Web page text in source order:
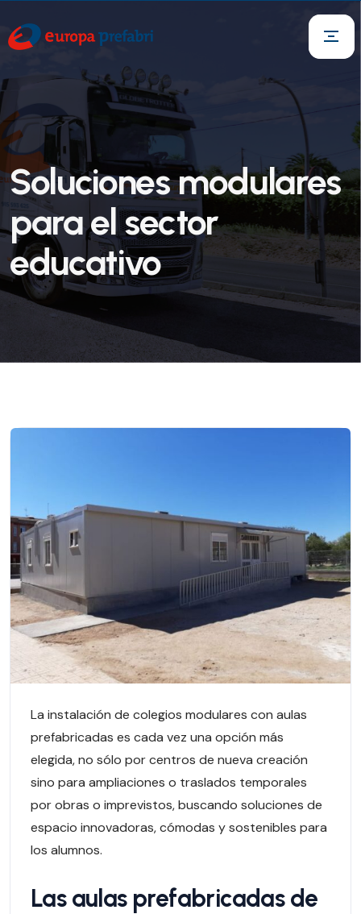
Soluciones modulares
para el sector
educativo
La instalación de colegios modulares con aulas
prefabricadas es cada vez una opción más
elegida, no sólo por centros de nueva creación
sino para ampliaciones o traslados temporales
por obras o imprevistos, buscando soluciones de
espacio innovadoras, cómodas y sostenibles para
los alumnos.
Las aulas prefabricadas de